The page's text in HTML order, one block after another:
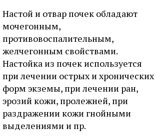
Настой и отвар почек обладают
мочегонным,
противовоспалительным,
желчегонным свойствами.
Настойка из почек используется
при лечении острых и хронических
форм экземы, при лечении ран,
эрозий кожи, пролежней, при
раздражении кожи гнойными
выделениями и пр.